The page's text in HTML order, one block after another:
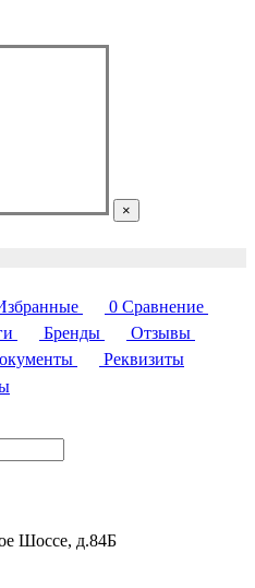
×
0 Сравнение
Бренды
Отзывы
Реквизиты
Шоссе, д.84Б